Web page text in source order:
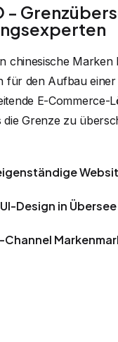
-
chinesische Marken
für den Aufbau
E-Commerce-
Grenze zu
Design in Übersee
Channel